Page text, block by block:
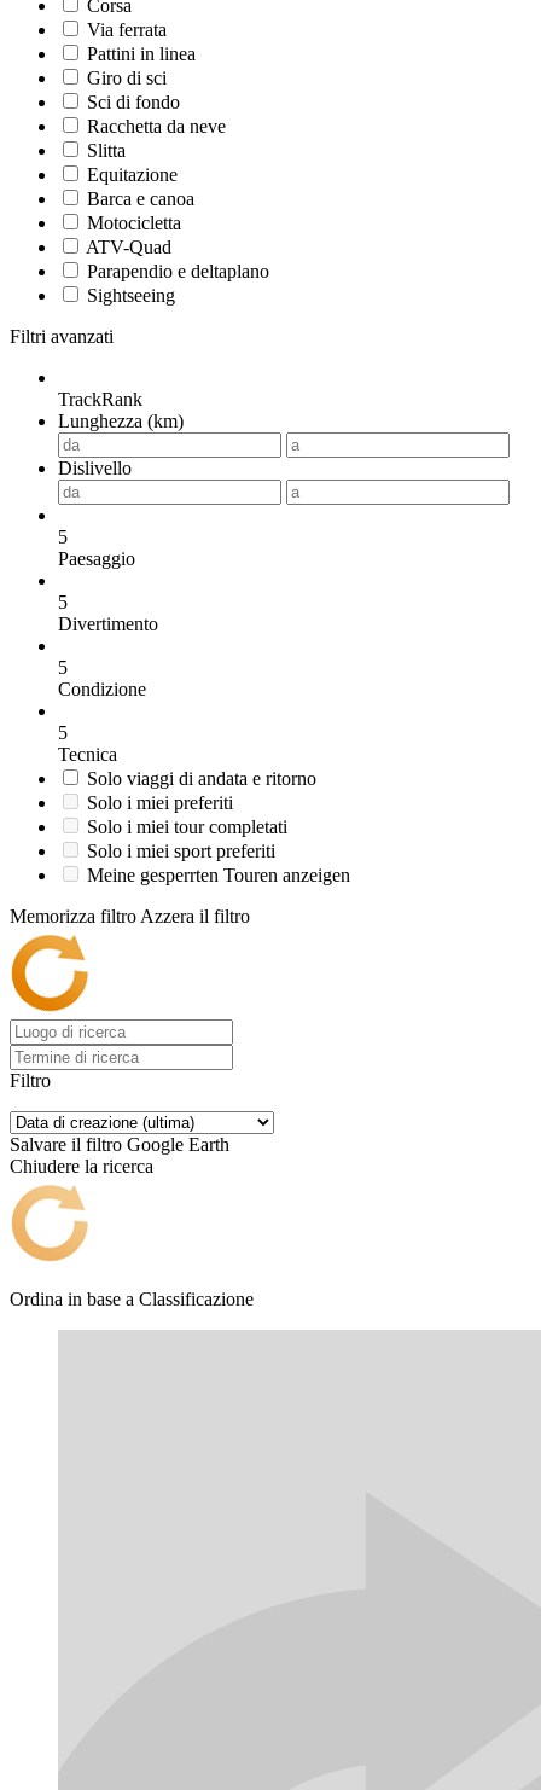
Corsa
Via ferrata
Pattini in linea
Giro di sci
Sci di fondo
Racchetta da neve
Slitta
Equitazione
Barca e canoa
Motocicletta
ATV-Quad
Parapendio e deltaplano
Sightseeing
Filtri avanzati
TrackRank
Lunghezza (km)
Dislivello
5
Paesaggio
5
Divertimento
5
Condizione
5
Tecnica
Solo viaggi di andata e ritorno
Solo i miei preferiti
Solo i miei tour completati
Solo i miei sport preferiti
Meine gesperrten Touren anzeigen
Memorizza filtro Azzera il filtro
Filtro
Salvare il filtro Google Earth
Chiudere la ricerca
Ordina in base a Classificazione